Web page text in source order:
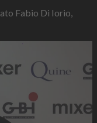
Fabio Di Iorio,